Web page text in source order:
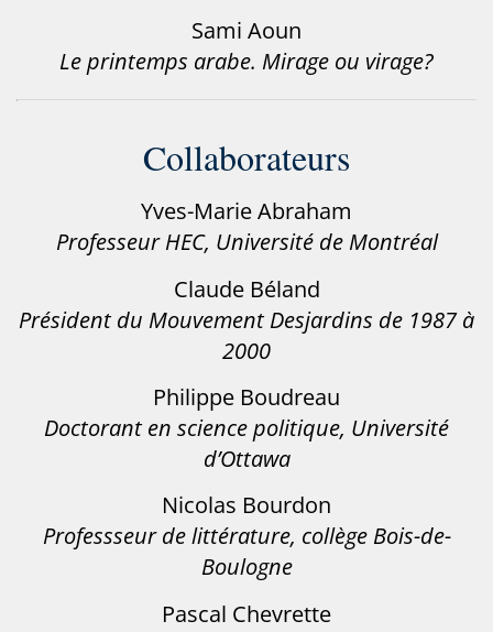
Sami Aoun
Le printemps arabe. Mirage ou virage?
Collaborateurs
Yves-Marie Abraham
Professeur HEC, Université de Montréal
Claude Béland
Président du Mouvement Desjardins de 1987 à
2000
Philippe Boudreau
Doctorant en science politique, Université
d’Ottawa
Nicolas Bourdon
Professseur de littérature, collège Bois-de-
Boulogne
Pascal Chevrette